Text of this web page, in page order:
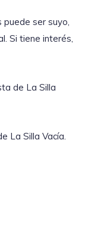
ser suyo,
Si tiene interés,
de La Silla
La Silla Vacía.